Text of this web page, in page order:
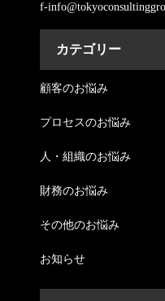
f-
カテゴリー
顧客のお悩み
プロセスのお悩み
人・組織のお悩み
財務のお悩み
その他のお悩み
お知らせ